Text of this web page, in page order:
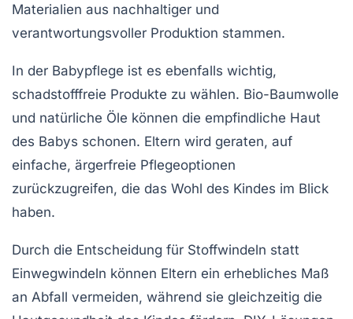
Materialien aus nachhaltiger und
verantwortungsvoller Produktion stammen.
In der Babypflege ist es ebenfalls wichtig,
schadstofffreie Produkte zu wählen. Bio-Baumwolle
und natürliche Öle können die empfindliche Haut
des Babys schonen. Eltern wird geraten, auf
einfache, ärgerfreie Pflegeoptionen
zurückzugreifen, die das Wohl des Kindes im Blick
haben.
Durch die Entscheidung für Stoffwindeln statt
Einwegwindeln können Eltern ein erhebliches Maß
an Abfall vermeiden, während sie gleichzeitig die